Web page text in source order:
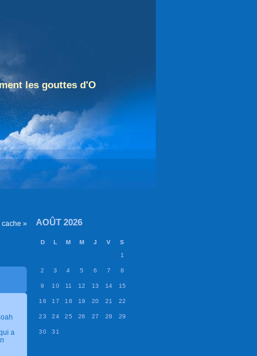
les gouttes d'O
AOÛT 2026
D L M M J V
S
1
2 3 4 5 6 7 8
9 10 11 12 13 14 15
16 17 18 19 20 21 22
23 24 25 26 27 28 29
30 31
cache »
a